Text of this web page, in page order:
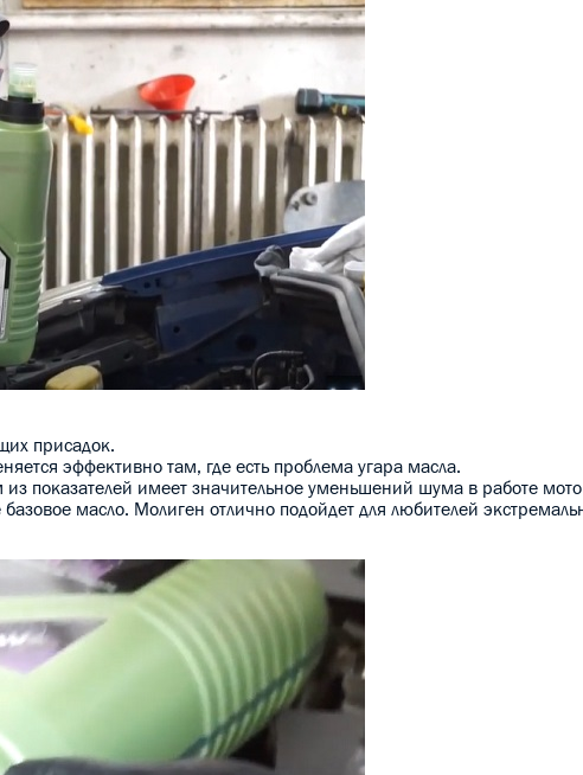
присадок.
эффективно там, где есть проблема угара масла.
показателей имеет значительное уменьшений шума в работе
масло. Молиген отлично подойдет для любителей